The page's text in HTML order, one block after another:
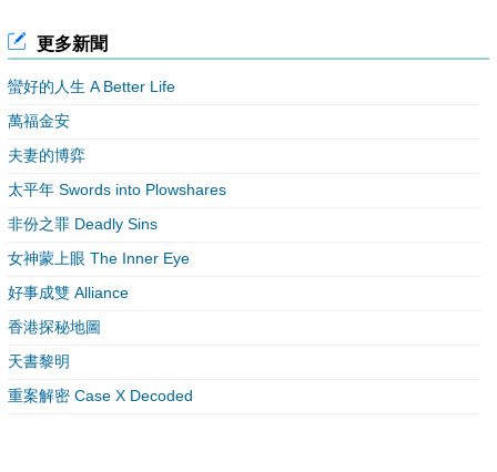
更多新聞
蠻好的人生 A Better Life
萬福金安
夫妻的博弈
太平年 Swords into Plowshares
非份之罪 Deadly Sins
女神蒙上眼 The Inner Eye
好事成雙 Alliance
香港探秘地圖
天書黎明
重案解密 Case X Decoded